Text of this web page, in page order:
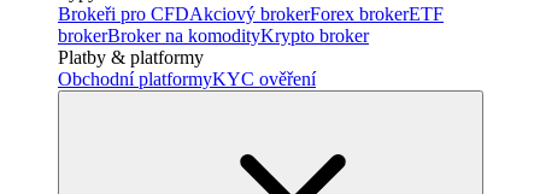
Brokeři pro CFDAkciový brokerForex brokerETF
brokerBroker na komodityKrypto broker
Platby & platformy
Obchodní platformyKYC ověření